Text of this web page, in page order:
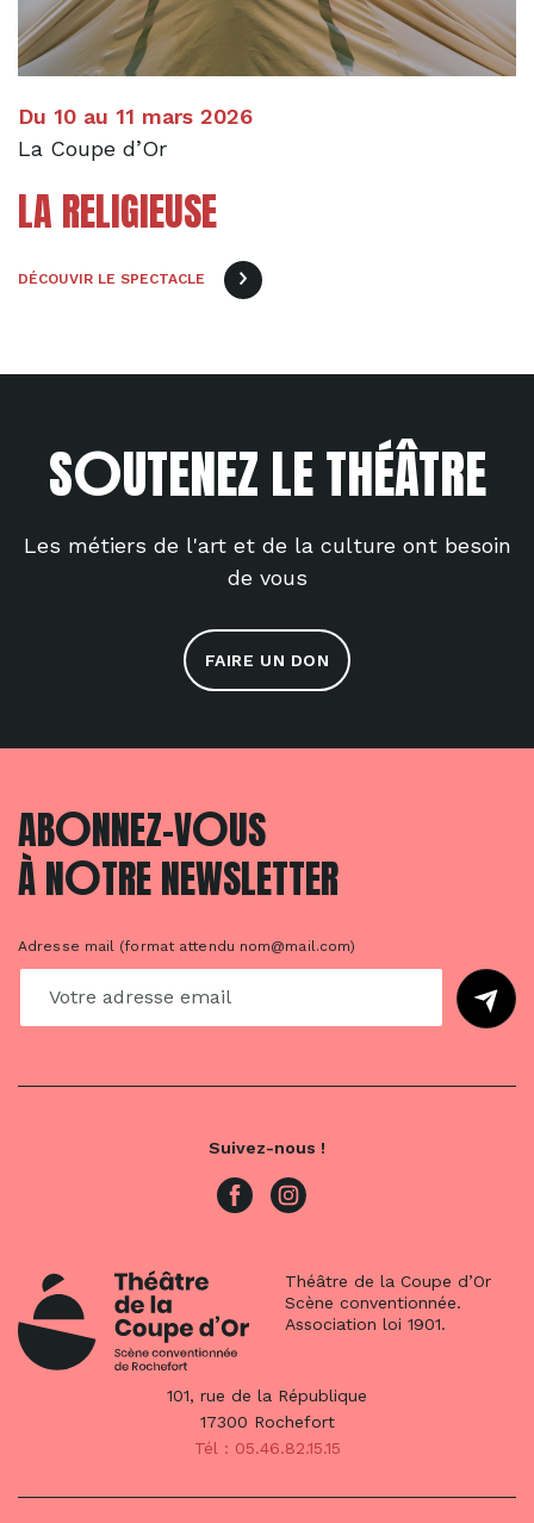
Du 10 au 11 mars 2026
La Coupe d’Or
LA RELIGIEUSE
DÉCOUVIR LE SPECTACLE
SOUTENEZ LE THÉÂTRE
Les métiers de l'art et de la culture ont besoin
de vous
FAIRE UN DON
ABONNEZ-VOUS
À NOTRE NEWSLETTER
Adresse mail (format attendu nom@mail.com)
Théâtre de la Coupe d’Or
Scène conventionnée.
Association loi 1901.
101, rue de la République
17300 Rochefort
Tél : 05.46.82.15.15
Suivez-nous !